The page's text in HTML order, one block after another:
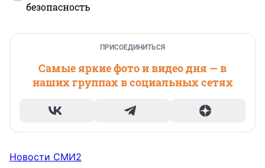
безопасность
ПРИСОЕДИНИТЬСЯ
Самые яркие фото и видео дня — в
наших группах в социальных сетях
Новости СМИ2